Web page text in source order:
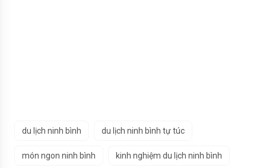
du lịch ninh bình du lịch ninh bình tự túc
món ngon ninh bình kinh nghiệm du lịch ninh bình